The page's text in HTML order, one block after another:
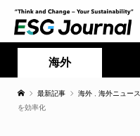
海外
最新記事 海外 海外ニュース
を効率化